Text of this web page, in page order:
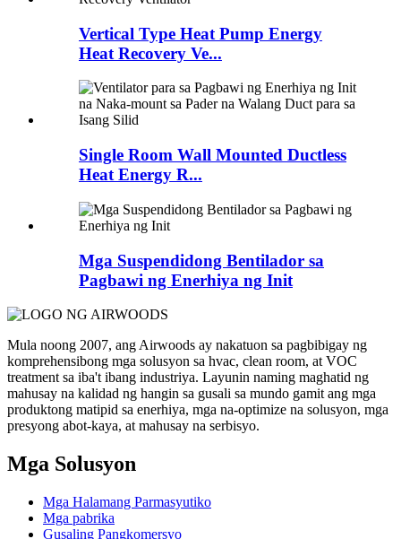
Vertical Type Heat Pump Energy
Heat Recovery Ve...
Single Room Wall Mounted Ductless
Heat Energy R...
Mga Suspendidong Bentilador sa
Pagbawi ng Enerhiya ng Init
Mula noong 2007, ang Airwoods ay nakatuon sa pagbibigay ng
komprehensibong mga solusyon sa hvac, clean room, at VOC
treatment sa iba't ibang industriya. Layunin naming maghatid ng
mahusay na kalidad ng hangin sa gusali sa mundo gamit ang mga
produktong matipid sa enerhiya, mga na-optimize na solusyon, mga
presyong abot-kaya, at mahusay na serbisyo.
Mga Solusyon
Mga Halamang Parmasyutiko
Mga pabrika
Gusaling Pangkomersyo